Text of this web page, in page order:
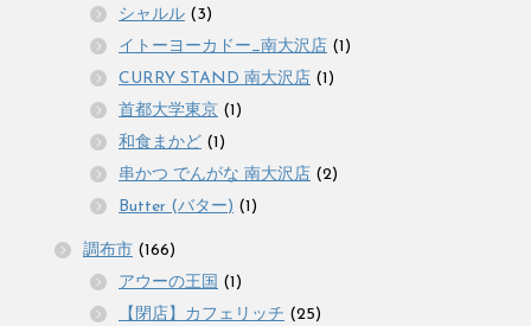
シャルル (3)
イトーヨーカドー_南大沢店 (1)
CURRY STAND 南大沢店 (1)
首都大学東京 (1)
和食まかど (1)
串かつ でんがな 南大沢店 (2)
Butter (バター) (1)
調布市 (166)
アウーの王国 (1)
【閉店】カフェリッチ (25)